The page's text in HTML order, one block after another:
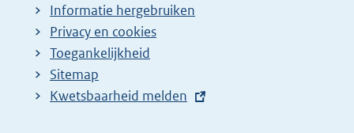
Informatie hergebruiken
Privacy en cookies
Toegankelijkheid
Sitemap
E
Kwetsbaarheid melden